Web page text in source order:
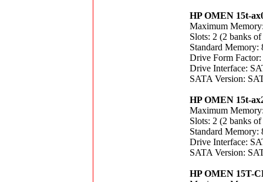
HP OMEN 15t-
Maximum
Slots: 2 (2 banks
Standard Memory:
Drive Form
Drive Interface:
SATA Version:
HP OMEN 15t-
Maximum
Slots: 2 (2 banks
Standard
Drive Interface:
SATA Version:
HP OMEN 15T-